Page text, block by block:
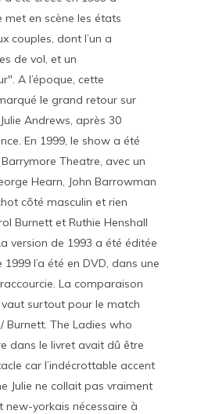
met en scène les états
couples, dont l’un a
de vol, et un
A l’époque, cette
le grand retour sur
Andrews, après 30
En 1999, le show a été
Barrymore Theatre, avec un
Hearn, John Barrowman
côté masculin et rien
Burnett et Ruthie Henshall
version de 1993 a été éditée
1999 l’a été en DVD, dans une
La comparaison
surtout pour le match
Burnett. The Ladies who
dans le livret avait dû être
car l’indécrottable accent
Julie ne collait pas vraiment
new-yorkais nécessaire à